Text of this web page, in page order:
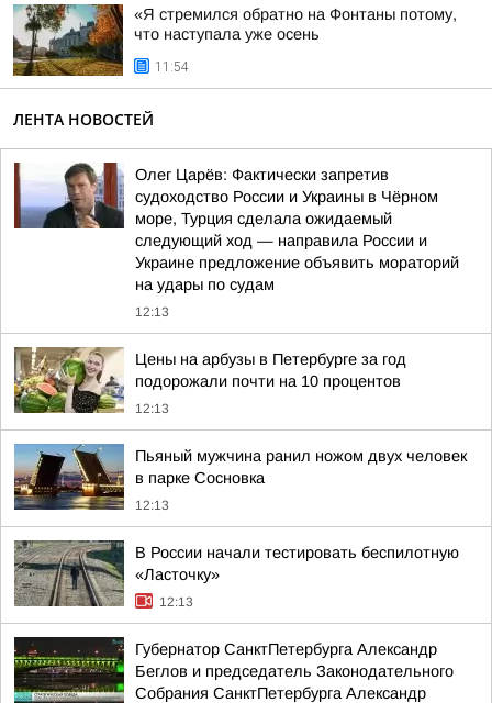
«Я стремился обратно на Фонтаны потому,
что наступала уже осень
11:54
ЛЕНТА НОВОСТЕЙ
Олег Царёв: Фактически запретив
судоходство России и Украины в Чёрном
море, Турция сделала ожидаемый
следующий ход — направила России и
Украине предложение объявить мораторий
на удары по судам
12:13
Цены на арбузы в Петербурге за год
подорожали почти на 10 процентов
12:13
Пьяный мужчина ранил ножом двух человек
в парке Сосновка
12:13
В России начали тестировать беспилотную
«Ласточку»
12:13
Губернатор СанктПетербурга Александр
Беглов и председатель Законодательного
Собрания СанктПетербурга Александр